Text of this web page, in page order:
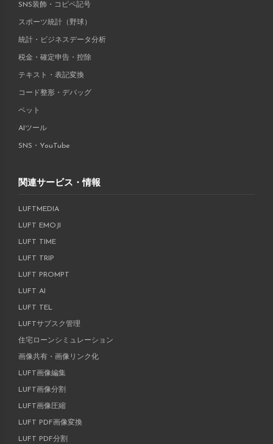
SNS装飾・コピペ記号
スポーツ統計（野球）
統計・ビジネスデータ分析
税金・確定申告・控除
テキスト・表記変換
コード整形・デバッグ
ペット
AIツール
SNS・YouTube
関連サービス・情報
LUFTMEDIA
LUFT EMOJI
LUFT TIME
LUFT TRIP
LUFT PROMPT
LUFT AI
LUFT TEL
LUFTサブスク管理
住宅ローンシミュレーション
画像共有・画像リンク化
LUFT画像編集
LUFT画像分割
LUFT画像圧縮
LUFT PDF画像変換
LUFT PDF分割